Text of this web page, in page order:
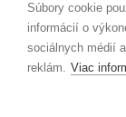
Dýchací
Súbory cookie
informácií o
sociálnych médií
reklám. Viac